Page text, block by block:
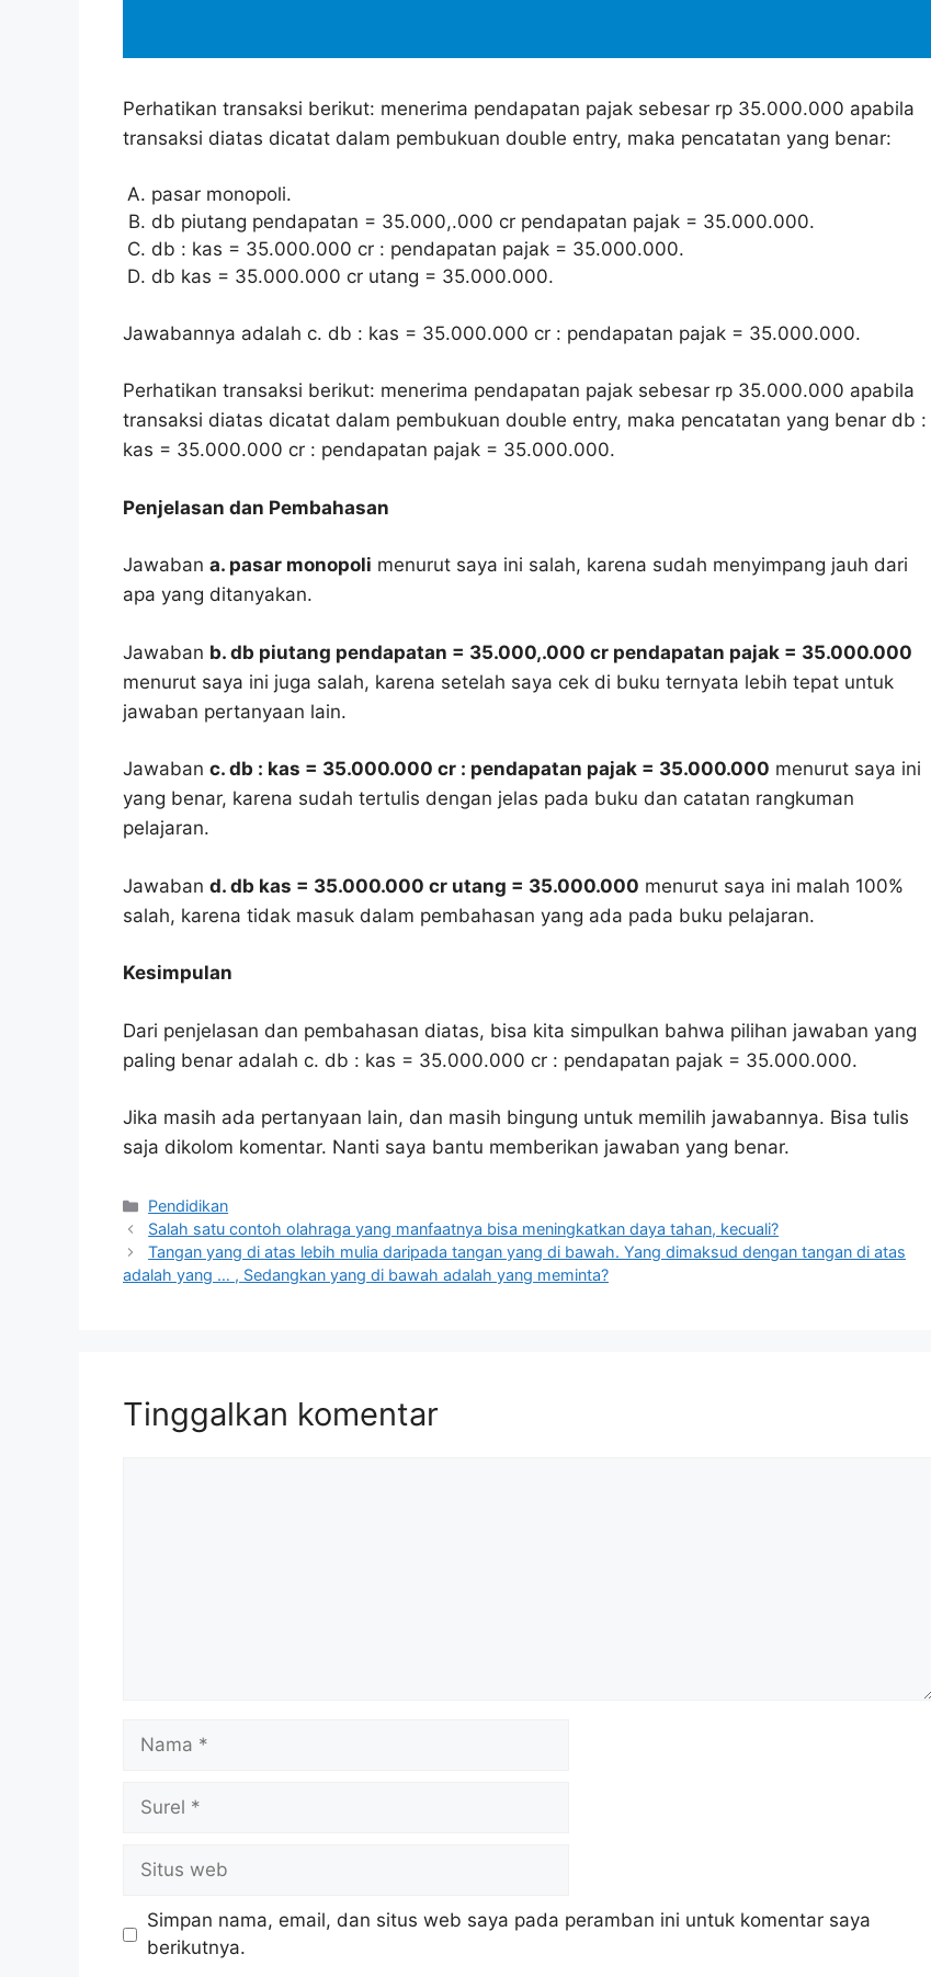
Perhatikan transaksi berikut: menerima pendapatan pajak sebesar rp 35.000.000 apabila
transaksi diatas dicatat dalam pembukuan double entry, maka pencatatan yang benar:
pasar monopoli.
db piutang pendapatan = 35.000,.000 cr pendapatan pajak = 35.000.000.
db : kas = 35.000.000 cr : pendapatan pajak = 35.000.000.
db kas = 35.000.000 cr utang = 35.000.000.
Jawabannya adalah c. db : kas = 35.000.000 cr : pendapatan pajak = 35.000.000.
Perhatikan transaksi berikut: menerima pendapatan pajak sebesar rp 35.000.000 apabila
transaksi diatas dicatat dalam pembukuan double entry, maka pencatatan yang benar db :
kas = 35.000.000 cr : pendapatan pajak = 35.000.000.
Penjelasan dan Pembahasan
Jawaban a. pasar monopoli menurut saya ini salah, karena sudah menyimpang jauh dari
apa yang ditanyakan.
Jawaban b. db piutang pendapatan = 35.000,.000 cr pendapatan pajak = 35.000.000
menurut saya ini juga salah, karena setelah saya cek di buku ternyata lebih tepat untuk
jawaban pertanyaan lain.
Jawaban c. db : kas = 35.000.000 cr : pendapatan pajak = 35.000.000 menurut saya ini
yang benar, karena sudah tertulis dengan jelas pada buku dan catatan rangkuman
pelajaran.
Jawaban d. db kas = 35.000.000 cr utang = 35.000.000 menurut saya ini malah 100%
salah, karena tidak masuk dalam pembahasan yang ada pada buku pelajaran.
Kesimpulan
Dari penjelasan dan pembahasan diatas, bisa kita simpulkan bahwa pilihan jawaban yang
paling benar adalah c. db : kas = 35.000.000 cr : pendapatan pajak = 35.000.000.
Jika masih ada pertanyaan lain, dan masih bingung untuk memilih jawabannya. Bisa tulis
saja dikolom komentar. Nanti saya bantu memberikan jawaban yang benar.
Kategori
Pendidikan
Salah satu contoh olahraga yang manfaatnya bisa meningkatkan daya tahan, kecuali?
Tangan yang di atas lebih mulia daripada tangan yang di bawah. Yang dimaksud dengan tangan di atas
adalah yang … , Sedangkan yang di bawah adalah yang meminta?
Tinggalkan komentar
Nama
Surel
Situs
web
Simpan nama, email, dan situs web saya pada peramban ini untuk komentar saya
berikutnya.